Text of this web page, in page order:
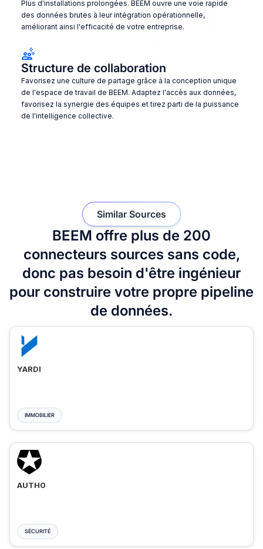
Plus d'installations prolongées. BEEM ouvre une voie rapide
des données brutes à leur intégration opérationnelle,
améliorant ainsi l'efficacité de votre entreprise.
Structure de collaboration
Favorisez une culture de partage grâce à la conception unique
de l'espace de travail de BEEM. Adaptez l'accès aux données,
favorisez la synergie des équipes et tirez parti de la puissance
de l'intelligence collective.
BEEM offre plus de 200
connecteurs sources sans code,
donc pas besoin d'être ingénieur
pour construire votre propre pipeline
de données.
Similar Sources
YARDI
IMMOBILIER
AUTH0
SÉCURITÉ